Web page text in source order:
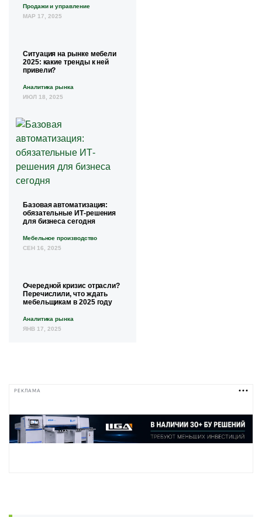
Продажи и управление
МАР 17, 2025
Ситуация на рынке мебели
2025: какие тренды к ней
привели?
Аналитика рынка
ИЮЛ 18, 2025
Базовая автоматизация:
обязательные ИТ-решения
для бизнеса сегодня
Мебельное производство
СЕН 16, 2025
Очередной кризис отрасли?
Перечислили, что ждать
мебельщикам в 2025 году
Аналитика рынка
ЯНВ 17, 2025
РЕКЛАМА